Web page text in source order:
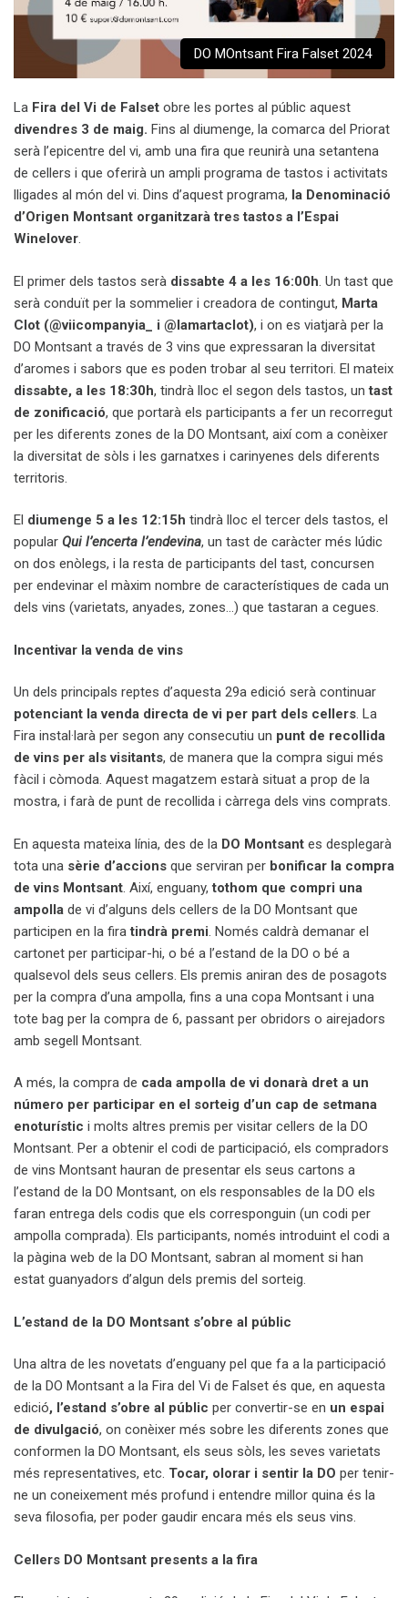
DO MOntsant Fira Falset 2024
La Fira del Vi de Falset obre les portes al públic aquest
divendres 3 de maig. Fins al diumenge, la comarca del Priorat
serà l’epicentre del vi, amb una fira que reunirà una setantena
de cellers i que oferirà un ampli programa de tastos i activitats
lligades al món del vi. Dins d’aquest programa, la Denominació
d’Origen Montsant organitzarà tres tastos a l’Espai
Winelover.
El primer dels tastos serà dissabte 4 a les 16:00h . Un tast que
serà conduït per la sommelier i creadora de contingut, Marta
Clot (@viicompanyia_ i @lamartaclot), i on es viatjarà per la
DO Montsant a través de 3 vins que expressaran la diversitat
d’aromes i sabors que es poden trobar al seu territori. El mateix
dissabte, a les 18:30h, tindrà lloc el segon dels tastos, untast
de zonificació, que portarà els participants a fer un recorregut
per les diferents zones de la DO Montsant, així com a conèixer
la diversitat de sòls i les garnatxes i carinyenes dels diferents
territoris.
El diumenge 5 a les 12:15h tindrà lloc el tercer dels tastos, el
popular Qui l’encerta l’endevina, un tast de caràcter més lúdic
on dos enòlegs, i la resta de participants del tast, concursen
per endevinar el màxim nombre de característiques de cada un
dels vins (varietats, anyades, zones…) que tastaran a cegues.
Incentivar la venda de vins
Un dels principals reptes d’aquesta 29a edició serà continuar
potenciant la venda directa de vi per part dels cellers. La
Fira instal·larà per segon any consecutiu un punt de recollida
de vins per als visitants, de manera que la compra sigui més
fàcil i còmoda. Aquest magatzem estarà situat a prop de la
mostra, i farà de punt de recollida i càrrega dels vins comprats.
En aquesta mateixa línia, des de la DO Montsant es desplegarà
tota una sèrie d’accions que serviran per bonificar la compra
de vins Montsant . Així, enguany,tothom que compri una
ampolla de vi d’alguns dels cellers de la DO Montsant que
participen en la firatindrà premi . Només caldrà demanar el
cartonet per participar-hi, o bé a l’estand de la DO o bé a
qualsevol dels seus cellers. Els premis aniran des de posagots
per la compra d’una ampolla, fins a una copa Montsant i una
tote bag per la compra de 6, passant per obridors o airejadors
amb segell Montsant.
A més, la compra de cada ampolla de vi donarà dret a un
número per participar en el sorteig d’un cap de setmana
enoturístic i molts altres premis per visitar cellers de la DO
Montsant. Per a obtenir el codi de participació, els compradors
de vins Montsant hauran de presentar els seus cartons a
l’estand de la DO Montsant, on els responsables de la DO els
faran entrega dels codis que els corresponguin (un codi per
ampolla comprada). Els participants, només introduint el codi a
la pàgina web de la DO Montsant, sabran al moment si han
estat guanyadors d’algun dels premis del sorteig.
L’estand de la DO Montsant s’obre al públic
Una altra de les novetats d’enguany pel que fa a la participació
de la DO Montsant a la Fira del Vi de Falset és que, en aquesta
edició, l’estand s’obre al públic per convertir-se en un espai
de divulgació, on conèixer més sobre les diferents zones que
conformen la DO Montsant, els seus sòls, les seves varietats
més representatives, etc. Tocar, olorar i sentir la DO per tenir-
ne un coneixement més profund i entendre millor quina és la
seva filosofia, per poder gaudir encara més els seus vins.
Cellers DO Montsant presents a la fira